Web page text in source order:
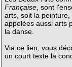
Française, sont
arts, soit la peinture,
appelées aussi arts
la danse.
Via ce lien, vous
un court texte la